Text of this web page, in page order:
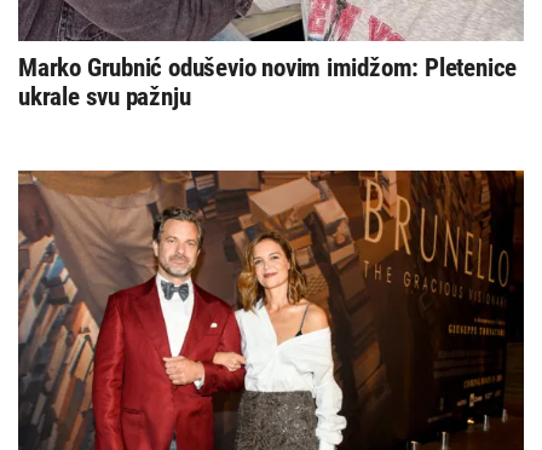
Marko Grubnić oduševio novim imidžom: Pletenice
ukrale svu pažnju